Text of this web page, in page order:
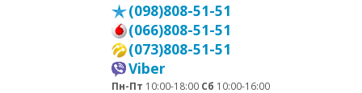
(098)808-51-51
(066)808-51-51
(073)808-51-51
Viber
Пн-Пт 10:00-18:00 Сб 10:00-16:00